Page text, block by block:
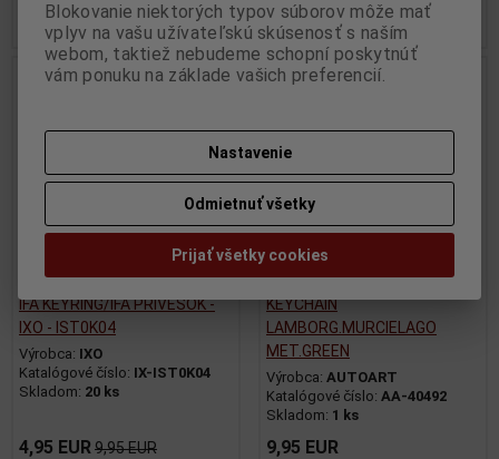
Pridať do košíka Pridať do košíka
Akcia
Zľava
IFA KEYRING/IFA PRIVESOK -
IXO - IST0K04
Výrobca: IXO
Katalógové číslo: IX-IST0K04
Skladom: 20 ks
4,95 EUR 9,95 EUR
KEYCHAIN
LAMBORG.MURCIELAGO
MET.GREEN
Výrobca: AUTOART
Katalógové číslo: AA-40492
Skladom: 1 ks
9,95 EUR
Blokovanie niektorých typov súborov môže mať
vplyv na vašu užívateľskú skúsenosť s naším
webom, taktiež nebudeme schopní poskytnúť
vám ponuku na základe vašich preferencií.
Nastavenie
Odmietnuť všetky
Prijať všetky cookies